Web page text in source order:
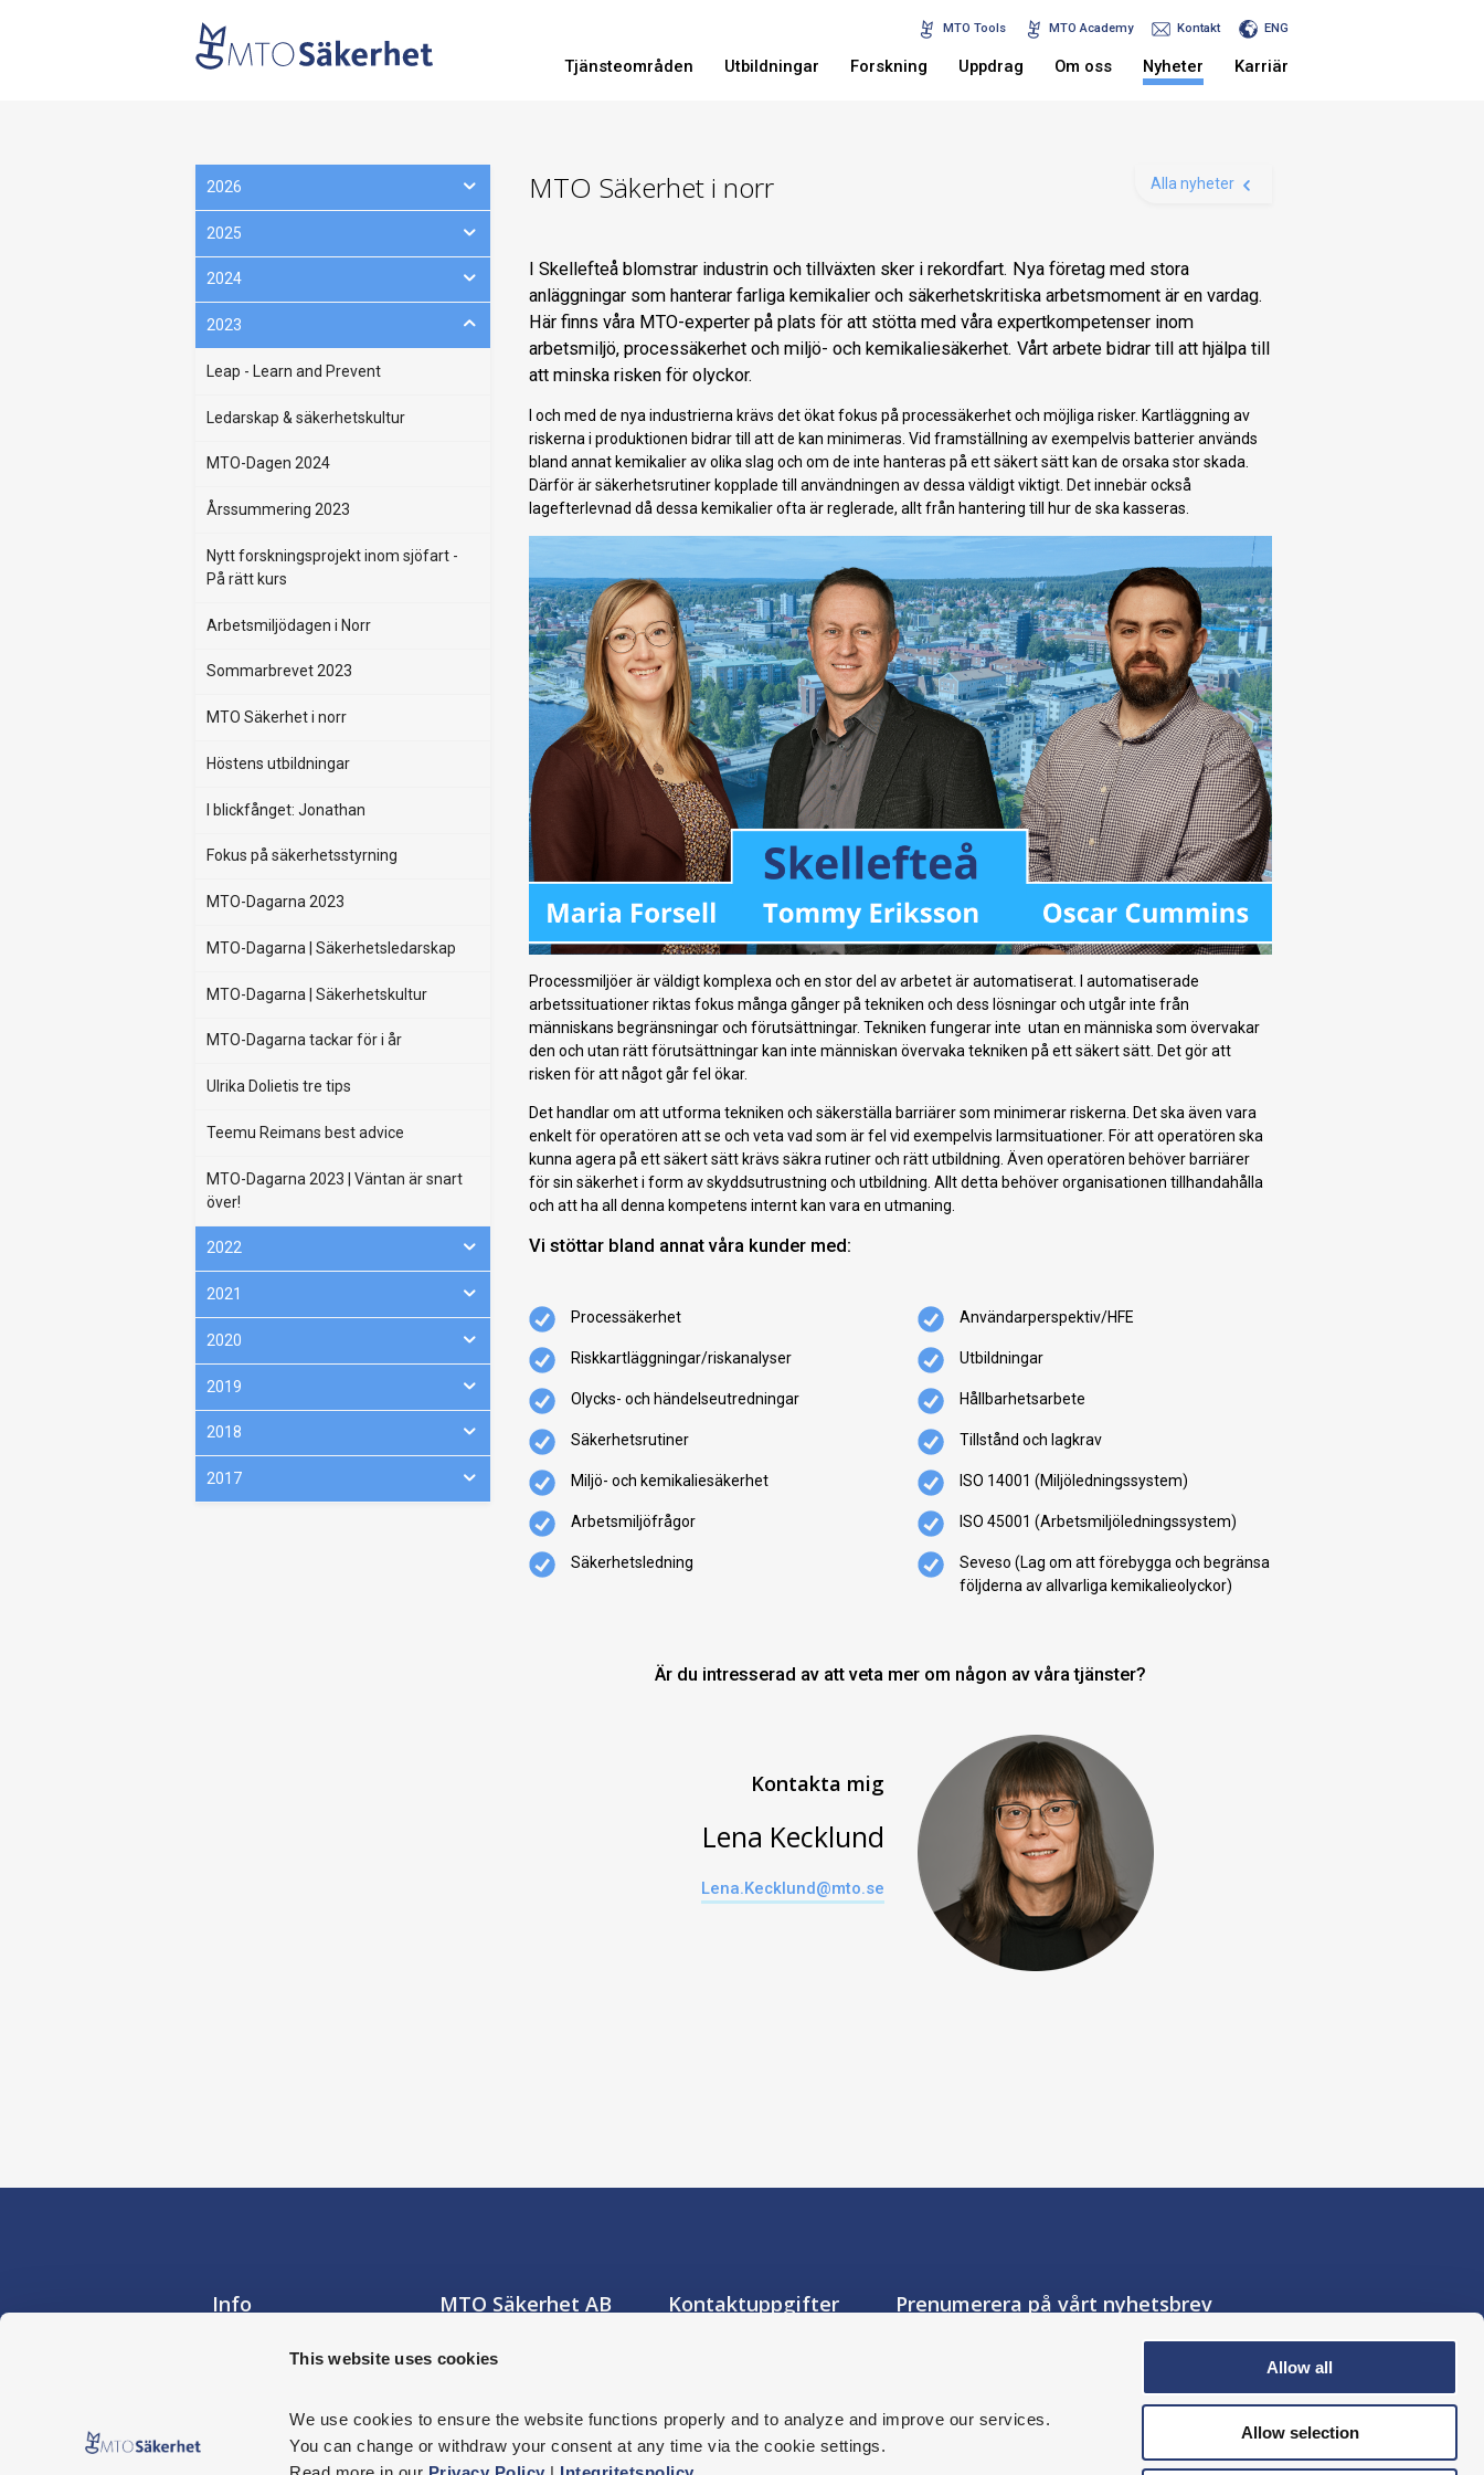
This website uses cookies
We use cookies to ensure the website functions properly and to analyze and improve our services.
You can change or withdraw your consent at any time via the cookie settings.
Allow all
Allow selection
MTO Tools MTO Academy Kontakt ENG
Tjänsteområden Utbildningar Forskning Uppdrag Om oss Nyheter Karriär
2026
2025
2024
2023
Leap - Learn and Prevent
Ledarskap & säkerhetskultur
MTO-Dagen 2024
Årssummering 2023
Nytt forskningsprojekt inom sjöfart -
På rätt kurs
Arbetsmiljödagen i Norr
Sommarbrevet 2023
MTO Säkerhet i norr
Höstens utbildningar
I blickfånget: Jonathan
Fokus på säkerhetsstyrning
MTO-Dagarna 2023
MTO-Dagarna | Säkerhetsledarskap
MTO-Dagarna | Säkerhetskultur
MTO-Dagarna tackar för i år
Ulrika Dolietis tre tips
Teemu Reimans best advice
MTO-Dagarna 2023 | Väntan är snart
över!
2022
2021
2020
2019
2018
2017
Alla nyheter
MTO Säkerhet i norr
I Skellefteå blomstrar industrin och tillväxten sker i rekordfart. Nya företag med stora
anläggningar som hanterar farliga kemikalier och säkerhetskritiska arbetsmoment är en vardag.
Här finns våra MTO-experter på plats för att stötta med våra expertkompetenser inom
arbetsmiljö, processäkerhet och miljö- och kemikaliesäkerhet. Vårt arbete bidrar till att hjälpa till
att minska risken för olyckor.
I och med de nya industrierna krävs det ökat fokus på processäkerhet och möjliga risker. Kartläggning av
riskerna i produktionen bidrar till att de kan minimeras. Vid framställning av exempelvis batterier används
bland annat kemikalier av olika slag och om de inte hanteras på ett säkert sätt kan de orsaka stor skada.
Därför är säkerhetsrutiner kopplade till användningen av dessa väldigt viktigt. Det innebär också
lagefterlevnad då dessa kemikalier ofta är reglerade, allt från hantering till hur de ska kasseras.
Processmiljöer är väldigt komplexa och en stor del av arbetet är automatiserat. I automatiserade
arbetssituationer riktas fokus många gånger på tekniken och dess lösningar och utgår inte från
människans begränsningar och förutsättningar. Tekniken fungerar inte utan en människa som övervakar
den och utan rätt förutsättningar kan inte människan övervaka tekniken på ett säkert sätt. Det gör att
risken för att något går fel ökar.
Det handlar om att utforma tekniken och säkerställa barriärer som minimerar riskerna. Det ska även vara
enkelt för operatören att se och veta vad som är fel vid exempelvis larmsituationer. För att operatören ska
kunna agera på ett säkert sätt krävs säkra rutiner och rätt utbildning. Även operatören behöver barriärer
för sin säkerhet i form av skyddsutrustning och utbildning. Allt detta behöver organisationen tillhandahålla
och att ha all denna kompetens internt kan vara en utmaning.
Vi stöttar bland annat våra kunder med:
Processäkerhet
Riskkartläggningar/riskanalyser
Olycks- och händelseutredningar
Säkerhetsrutiner
Miljö- och kemikaliesäkerhet
Arbetsmiljöfrågor
Säkerhetsledning
Användarperspektiv/HFE
Utbildningar
Hållbarhetsarbete
Tillstånd och lagkrav
ISO 14001 (Miljöledningssystem)
ISO 45001 (Arbetsmiljöledningssystem)
Seveso (Lag om att förebygga och begränsa
följderna av allvarliga kemikalieolyckor)
Är du intresserad av att veta mer om någon av våra tjänster?
Kontakta mig
Lena Kecklund
Lena.Kecklund@mto.se
Info
Nyhetsarkiv
MTO Säkerhet AB
Besöksadress
Postadress
Box 17107
104 62 Stockholm
Kontaktuppgifter Prenumerera på vårt nyhetsbrev
Integritetspolicy. *